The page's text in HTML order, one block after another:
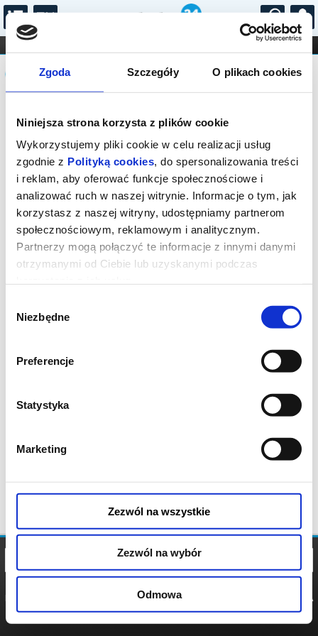
Zgoda Szczegóły O plikach cookies
Niniejsza strona korzysta z plików cookie
Wykorzystujemy pliki cookie w celu realizacji usług
zgodnie z Polityką cookies, do spersonalizowania treści
i reklam, aby oferować funkcje społecznościowe i
analizować ruch w naszej witrynie. Informacje o tym, jak
korzystasz z naszej witryny, udostępniamy partnerom
społecznościowym, reklamowym i analitycznym.
Partnerzy mogą połączyć te informacje z innymi danymi
otrzymanymi od Ciebie lub uzyskanymi podczas
zgody
Niezbędne
Preferencje
Statystyka
Marketing
Zezwól na wszystkie
Zezwól na wybór
Odmowa
...
FILHARMONIA OPERA I BALET
STAND-UP
DLA DZIECI
Komunikat
Sprzedaż on-line została zakończona,
sprawdź dostępność biletów w kasie.
Kontakt tel.: 18 544 74 72 lub e-mail:
kino@rabka.pl
POLITYKA
POLITYKA